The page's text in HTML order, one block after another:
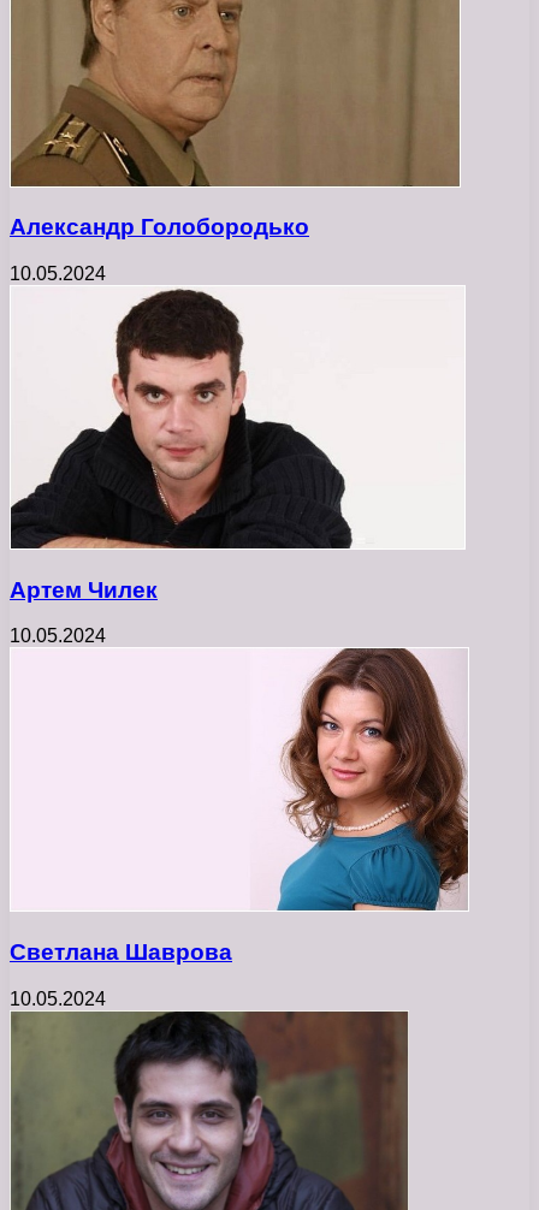
Александр Голобородько
10.05.2024
Артем Чилек
10.05.2024
Светлана Шаврова
10.05.2024